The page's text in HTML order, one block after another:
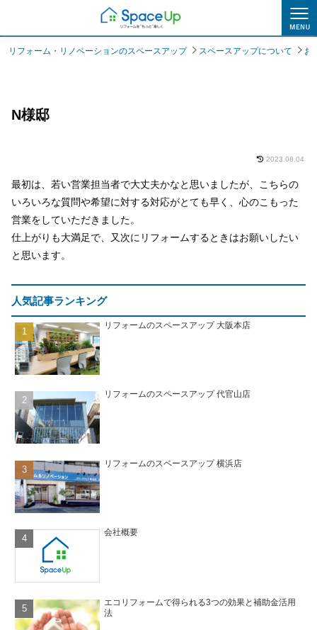
スペースアップについて
リフォーム・リノベーションのスペースアップ スペースアップについて お
N様邸
2023.08.04
最初は、若い営業担当者で大丈夫かなと思いましたが、こちらの
いろいろな質問や希望に対する対応がとても早く、心のこもった
営業をしていただきました。
仕上がりも大満足で、又次にリフォームするときはお願いしたい
と思います。
人気記事ランキング
リフォームのスペースアップ 大阪本店
リフォームのスペースアップ 代官山店
リフォームのスペースアップ 横浜店
会社概要
エコリフォームで得られる3つの効果と補助金活用
法